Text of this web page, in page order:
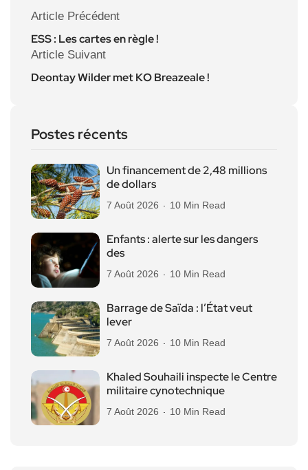
Article Précédent
ESS : Les cartes en règle !
Article Suivant
Deontay Wilder met KO Breazeale !
Postes récents
Un financement de 2,48 millions
de dollars
7 Août 2026 10 Min Read
Enfants : alerte sur les dangers
des
7 Août 2026 10 Min Read
Barrage de Saïda : l’État veut
lever
7 Août 2026 10 Min Read
Khaled Souhaili inspecte le Centre
militaire cynotechnique
7 Août 2026 10 Min Read